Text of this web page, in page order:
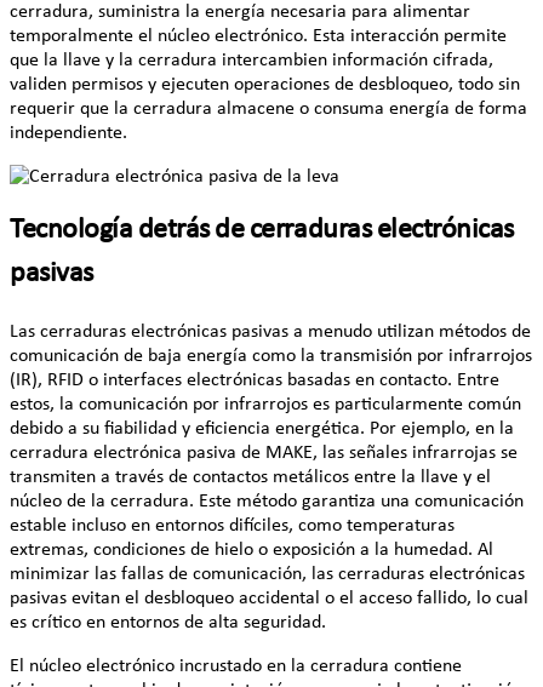
cerradura, suministra la energía necesaria para alimentar
temporalmente el núcleo electrónico. Esta interacción permite
que la llave y la cerradura intercambien información cifrada,
validen permisos y ejecuten operaciones de desbloqueo, todo sin
requerir que la cerradura almacene o consuma energía de forma
independiente.
Tecnología detrás de cerraduras electrónicas
pasivas
Las cerraduras electrónicas pasivas a menudo utilizan métodos de
comunicación de baja energía como la transmisión por infrarrojos
(IR), RFID o interfaces electrónicas basadas en contacto. Entre
estos, la comunicación por infrarrojos es particularmente común
debido a su fiabilidad y eficiencia energética. Por ejemplo, en la
cerradura electrónica pasiva de MAKE, las señales infrarrojas se
transmiten a través de contactos metálicos entre la llave y el
núcleo de la cerradura. Este método garantiza una comunicación
estable incluso en entornos difíciles, como temperaturas
extremas, condiciones de hielo o exposición a la humedad. Al
minimizar las fallas de comunicación, las cerraduras electrónicas
pasivas evitan el desbloqueo accidental o el acceso fallido, lo cual
es crítico en entornos de alta seguridad.
El núcleo electrónico incrustado en la cerradura contiene